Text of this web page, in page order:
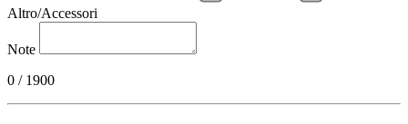
Altro/Accessori
Note
0 / 1900